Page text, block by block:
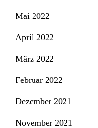
Mai 2022
April 2022
März 2022
Februar 2022
Dezember 2021
November 2021